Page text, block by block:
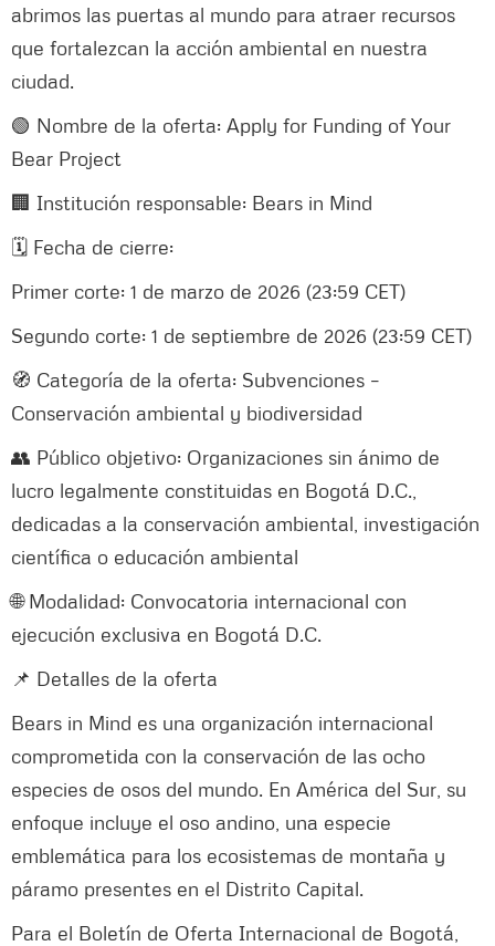
abrimos las puertas al mundo para atraer recursos
que fortalezcan la acción ambiental en nuestra
ciudad.
🟢 Nombre de la oferta: Apply for Funding of Your
Bear Project
🏢 Institución responsable: Bears in Mind
🗓️ Fecha de cierre:
Primer corte: 1 de marzo de 2026 (23:59 CET)
Segundo corte: 1 de septiembre de 2026 (23:59 CET)
🧭 Categoría de la oferta: Subvenciones –
Conservación ambiental y biodiversidad
👥 Público objetivo: Organizaciones sin ánimo de
lucro legalmente constituidas en Bogotá D.C.,
dedicadas a la conservación ambiental, investigación
científica o educación ambiental
🌐 Modalidad: Convocatoria internacional con
ejecución exclusiva en Bogotá D.C.
📌 Detalles de la oferta
Bears in Mind es una organización internacional
comprometida con la conservación de las ocho
especies de osos del mundo. En América del Sur, su
enfoque incluye el oso andino, una especie
emblemática para los ecosistemas de montaña y
páramo presentes en el Distrito Capital.
Para el Boletín de Oferta Internacional de Bogotá,